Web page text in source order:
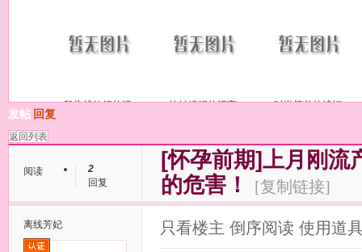
段染线钩织的漂 钩针编织的漂亮 时尚简单的蝙蝠
发帖 回复
返回列表
阅读
2
回复
[怀孕前期]上月刚流
的危害！
[复制链接]
离线芳妃 只看楼主 倒序阅读 使用道